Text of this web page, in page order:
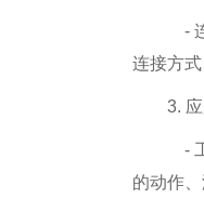
-
连接方
3.
-
的动作